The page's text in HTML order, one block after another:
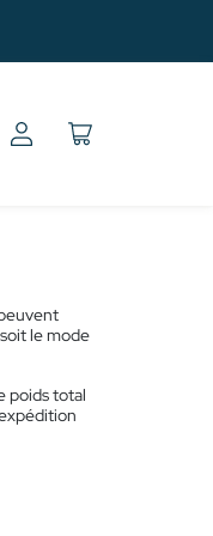
le mode
poids total